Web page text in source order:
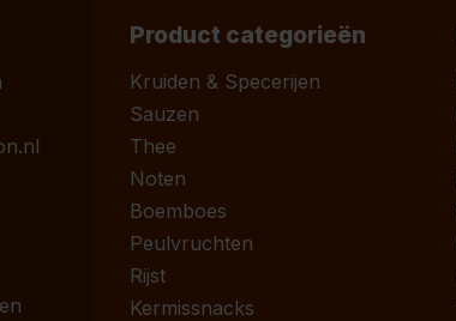
Product categorieën
Kruiden & Specerijen
Sauzen
Thee
Noten
Boemboes
Peulvruchten
Rijst
Kermissnacks